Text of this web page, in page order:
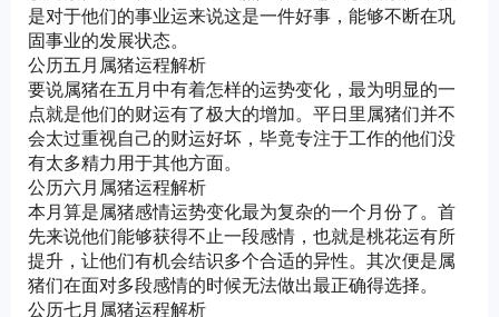
是对于他们的事业运来说这是一件好事，能够不断在巩
固事业的发展状态。
公历五月属猪运程解析
要说属猪在五月中有着怎样的运势变化，最为明显的一
点就是他们的财运有了极大的增加。平日里属猪们并不
会太过重视自己的财运好坏，毕竟专注于工作的他们没
有太多精力用于其他方面。
公历六月属猪运程解析
本月算是属猪感情运势变化最为复杂的一个月份了。首
先来说他们能够获得不止一段感情，也就是桃花运有所
提升，让他们有机会结识多个合适的异性。其次便是属
猪们在面对多段感情的时候无法做出最正确得选择。
公历七月属猪运程解析